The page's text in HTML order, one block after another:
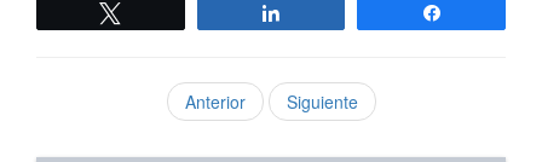
Anterior Siguiente